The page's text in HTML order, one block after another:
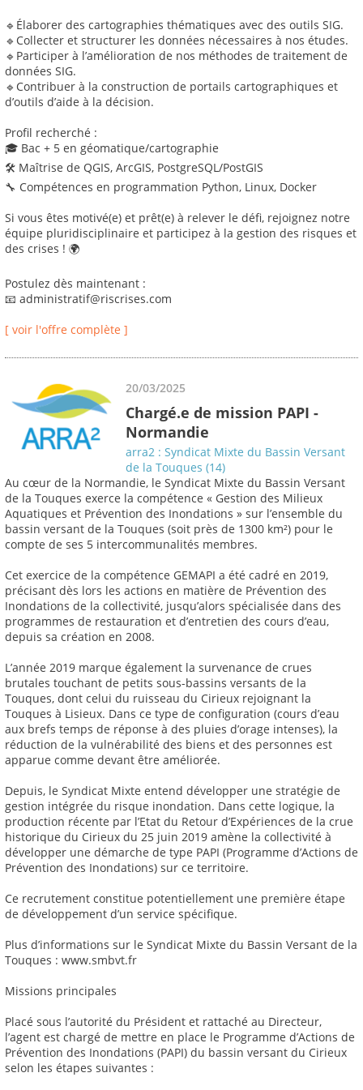
🔹Élaborer des cartographies thématiques avec des outils SIG.
🔹Collecter et structurer les données nécessaires à nos études.
🔹Participer à l’amélioration de nos méthodes de traitement de
données SIG.
🔹Contribuer à la construction de portails cartographiques et
d’outils d’aide à la décision.
Profil recherché :
🎓 Bac + 5 en géomatique/cartographie
🛠 Maîtrise de QGIS, ArcGIS, PostgreSQL/PostGIS
🔧 Compétences en programmation Python, Linux, Docker
Si vous êtes motivé(e) et prêt(e) à relever le défi, rejoignez notre
équipe pluridisciplinaire et participez à la gestion des risques et
des crises ! 🌍
Postulez dès maintenant :
📧 administratif@riscrises.com
[ voir l'offre complète ]
20/03/2025
Chargé.e de mission PAPI -
Normandie
arra2 : Syndicat Mixte du Bassin Versant
de la Touques (14)
Au cœur de la Normandie, le Syndicat Mixte du Bassin Versant
de la Touques exerce la compétence « Gestion des Milieux
Aquatiques et Prévention des Inondations » sur l’ensemble du
bassin versant de la Touques (soit près de 1300 km²) pour le
compte de ses 5 intercommunalités membres.
Cet exercice de la compétence GEMAPI a été cadré en 2019,
précisant dès lors les actions en matière de Prévention des
Inondations de la collectivité, jusqu’alors spécialisée dans des
programmes de restauration et d’entretien des cours d’eau,
depuis sa création en 2008.
L’année 2019 marque également la survenance de crues
brutales touchant de petits sous-bassins versants de la
Touques, dont celui du ruisseau du Cirieux rejoignant la
Touques à Lisieux. Dans ce type de configuration (cours d’eau
aux brefs temps de réponse à des pluies d’orage intenses), la
réduction de la vulnérabilité des biens et des personnes est
apparue comme devant être améliorée.
Depuis, le Syndicat Mixte entend développer une stratégie de
gestion intégrée du risque inondation. Dans cette logique, la
production récente par l’Etat du Retour d’Expériences de la crue
historique du Cirieux du 25 juin 2019 amène la collectivité à
développer une démarche de type PAPI (Programme d’Actions de
Prévention des Inondations) sur ce territoire.
Ce recrutement constitue potentiellement une première étape
de développement d’un service spécifique.
Plus d’informations sur le Syndicat Mixte du Bassin Versant de la
Touques : www.smbvt.fr
Missions principales
Placé sous l’autorité du Président et rattaché au Directeur,
l’agent est chargé de mettre en place le Programme d’Actions de
Prévention des Inondations (PAPI) du bassin versant du Cirieux
selon les étapes suivantes :